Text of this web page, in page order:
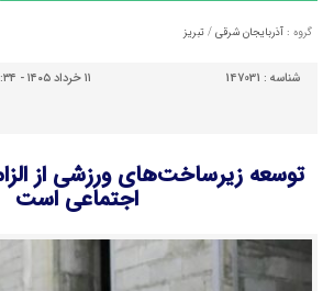
گروه : آذربایجان شرقی / تبریز
شناسه : 147031 ۱۱ خرداد ۱۴۰۵ - ۱۵:۳۴
توسعه زیرساخت‌‌های ورزشی از
اجتماعی است